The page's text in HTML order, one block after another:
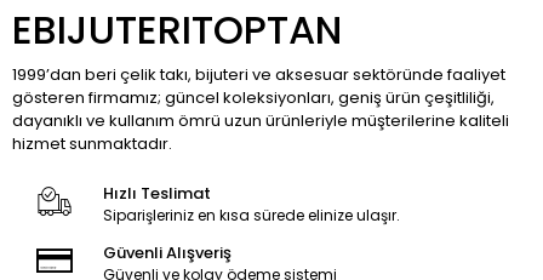
EBIJUTERITOPTAN
1999’dan beri çelik takı, bijuteri ve aksesuar sektöründe faaliyet
gösteren firmamız; güncel koleksiyonları, geniş ürün çeşitliliği,
dayanıklı ve kullanım ömrü uzun ürünleriyle müşterilerine kaliteli
hizmet sunmaktadır.
Hızlı Teslimat
Siparişleriniz en kısa sürede elinize ulaşır.
Güvenli Alışveriş
Güvenli ve kolay ödeme sistemi